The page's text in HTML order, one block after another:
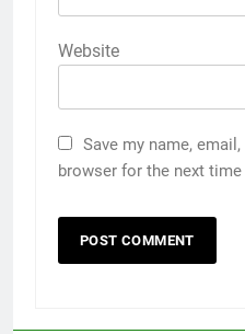
Website
Save my name,
browser for the next